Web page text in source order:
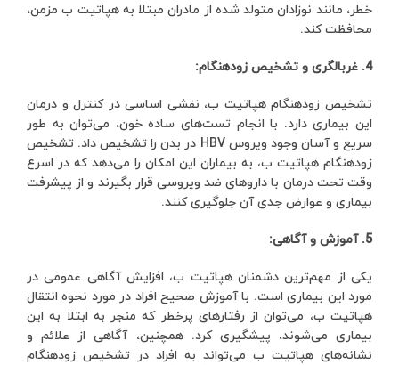
خطر، مانند نوزادان متولد شده از مادران مبتلا به هپاتیت ب مزمن،
محافظت کند.
4. غربالگری و تشخیص زودهنگام:
تشخیص زودهنگام هپاتیت ب، نقشی اساسی در کنترل و درمان
این بیماری دارد. با انجام تست‌های ساده خون، می‌توان به طور
سریع و آسان وجود ویروس HBV در بدن را تشخیص داد. تشخیص
زودهنگام هپاتیت ب، به بیماران این امکان را می‌دهد که در اسرع
وقت تحت درمان با داروهای ضد ویروسی قرار بگیرند و از پیشرفت
بیماری و عوارض جدی آن جلوگیری کنند.
5. آموزش و آگاهی:
یکی از مهم‌ترین دشمنان هپاتیت ب، افزایش آگاهی عمومی در
مورد این بیماری است. با آموزش صحیح افراد در مورد نحوه انتقال
هپاتیت ب، می‌توان از رفتارهای پرخطر که منجر به ابتلا به این
بیماری می‌شوند، پیشگیری کرد. همچنین، آگاهی از علائم و
نشانه‌های هپاتیت ب می‌تواند به افراد در تشخیص زودهنگام